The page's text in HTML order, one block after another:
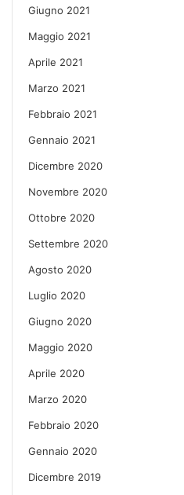
Giugno 2021
Maggio 2021
Aprile 2021
Marzo 2021
Febbraio 2021
Gennaio 2021
Dicembre 2020
Novembre 2020
Ottobre 2020
Settembre 2020
Agosto 2020
Luglio 2020
Giugno 2020
Maggio 2020
Aprile 2020
Marzo 2020
Febbraio 2020
Gennaio 2020
Dicembre 2019